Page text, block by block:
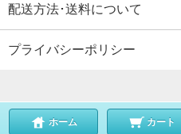
配送方法･送料について
プライバシーポリシー
ホーム カート